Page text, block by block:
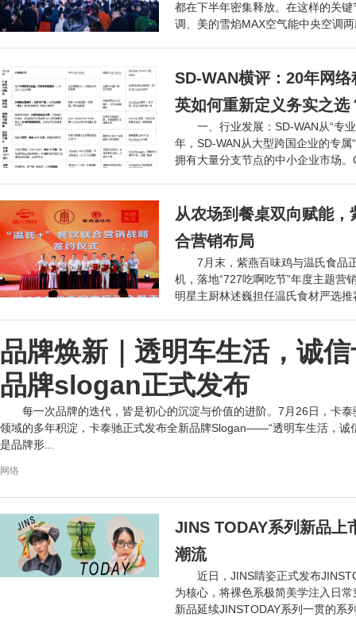
都在下半年密集释放。在这样的关
调、美的雪焰MAX空气能中央空调
网络
SD-WAN横评：20年网
英如何重新定义务实之选
一、行业发展：SD-WAN从“专
年，SD-WAN从大型跨国企业的专
拥有大量分支节点的中小企业市场
网络
从农场到餐桌双向赋能
合营销布局
7月末，紫燕百味鸡与温氏食品
机，落地“727吃啊吃节”年度主题营
明星主厨林述巍担任温氏食材严选
网络
品牌焕新｜透明车生活，诚
品牌slogan正式发布
每一次品牌的迭代，皆是初心的沉淀与价值的进阶。7月26日，卡
领域的多年积淀，卡泰驰正式发布全新品牌Slogan——“透明车生活，诚
是品牌形...
网络
JINS TODAY系列新品上
潮流
近日，JINS睛姿正式发布
为核心，将裸色系极简美学注入日
新品延续JINSTODAY系列一贯的系